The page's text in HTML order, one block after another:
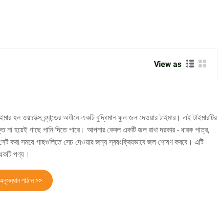
বাগান করার মাধ্যমে আনা আনন্দ উপভোগ করতে দেয়।
View as
হল ওয়াটেক্স ব্র্যান্ডের অধীনে একটি বুদ্ধিমান ফুল জল দেওয়ার টাইমার। এই টাইমারটির
না হয়েই গাছে পানি দিতে পারে। আপনার কেবল একটি জল রাখা দরকার - ধারক পাত্র,
করা সময়ে গাছগুলিতে সেচ দেওয়ার জন্য স্বয়ংক্রিয়ভাবে জল শোষণ করবে। এটি
পণ্য।
পাঠান >>